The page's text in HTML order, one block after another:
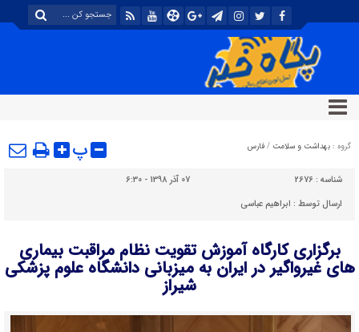
گروه : بهداشت و سلامت / فارس پ
شناسه : 2676
07 آذر 1398 - 6:30
ارسال توسط : ابراهیم عباسی
برگزاری کارگاه آموزش تقویت نظام مراقبت بیماری
های غیرواگیر در ایران به میزبانی دانشگاه علوم پزشکی
شیراز